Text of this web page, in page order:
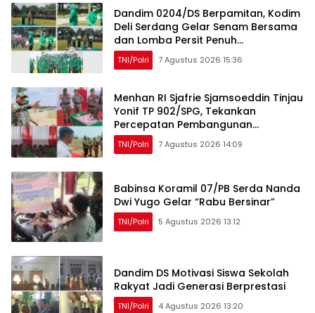
Dandim 0204/DS Berpamitan, Kodim
Deli Serdang Gelar Senam Bersama
dan Lomba Persit Penuh
Kebersamaan
TNI/Polri 7 Agustus 2026 15:36
Menhan RI Sjafrie Sjamsoeddin Tinjau
Yonif TP 902/SPG, Tekankan
Percepatan Pembangunan
Pangkalan dan Pengabdian Prajurit
kepada Rakyat
TNI/Polri 7 Agustus 2026 14:09
Babinsa Koramil 07/PB Serda Nanda
Dwi Yugo Gelar “Rabu Bersinar”
TNI/Polri 5 Agustus 2026 13:12
Dandim DS Motivasi Siswa Sekolah
Rakyat Jadi Generasi Berprestasi
TNI/Polri 4 Agustus 2026 13:20